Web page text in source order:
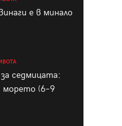
е в минало
седмицата:
морето (6–9
28